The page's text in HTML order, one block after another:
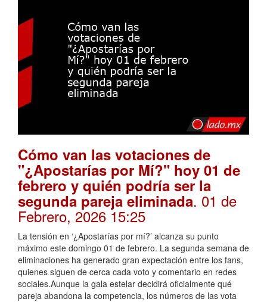
Cómo van las votaciones de
"¿Apostarías por Mí?" hoy 01 de
febrero y quién podría ser la
segunda pareja eliminada. 01 de
Febrero, 2026 15:25
La tensión en ‘¿Apostarías por mí?’ alcanza su punto
máximo este domingo 01 de febrero. La segunda semana de
eliminaciones ha generado gran expectación entre los fans,
quienes siguen de cerca cada voto y comentario en redes
sociales.Aunque la gala estelar decidirá oficialmente qué
pareja abandona la competencia, los números de las vota